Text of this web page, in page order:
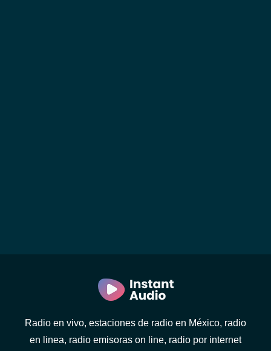
Radio en vivo, estaciones de radio en México, radio
en linea, radio emisoras on line, radio por internet